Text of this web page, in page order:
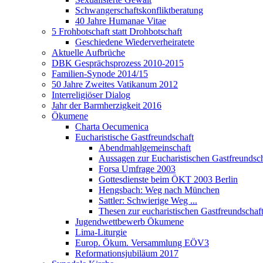
Schwangerschaftskonfliktberatung
40 Jahre Humanae Vitae
5 Frohbotschaft statt Drohbotschaft
Geschiedene Wiederverheiratete
Aktuelle Aufbrüche
DBK Gesprächsprozess 2010-2015
Familien-Synode 2014/15
50 Jahre Zweites Vatikanum 2012
Interreligiöser Dialog
Jahr der Barmherzigkeit 2016
Ökumene
Charta Oecumenica
Eucharistische Gastfreundschaft
Abendmahlgemeinschaft
Aussagen zur Eucharistischen
Forsa Umfrage 2003
Gottesdienste beim ÖKT 2003 Berlin
Hengsbach: Weg nach München
Sattler: Schwierige Weg ...
Thesen zur eucharistischen Gastfreundschaft
Jugendwettbewerb Ökumene
Lima-Liturgie
Europ. Ökum. Versammlung EÖV3
Reformationsjubiläum 2017